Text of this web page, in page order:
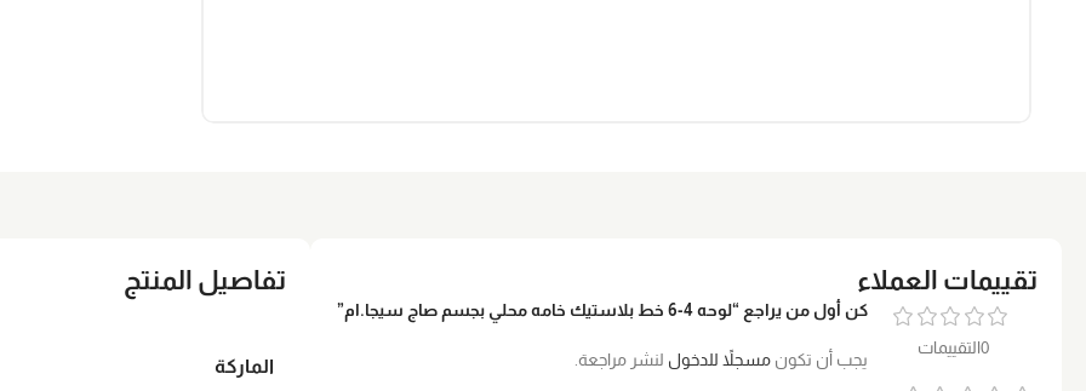
تقييمات العملاء
0التقييمات
كن أول من يراجع “لوحه 4-6 خط بلاستيك خامه محلي بجسم صاج سيجا.ام”
يجب أن تكون مسجلاً للدخول لنشر مراجعة.
تفاصيل المنتج
الماركة